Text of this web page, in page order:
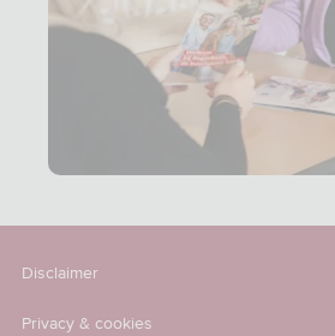
Disclaimer
Privacy & cookies